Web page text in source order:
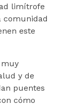
limítrofe
comunidad
este
muy
y de
puentes
cómo